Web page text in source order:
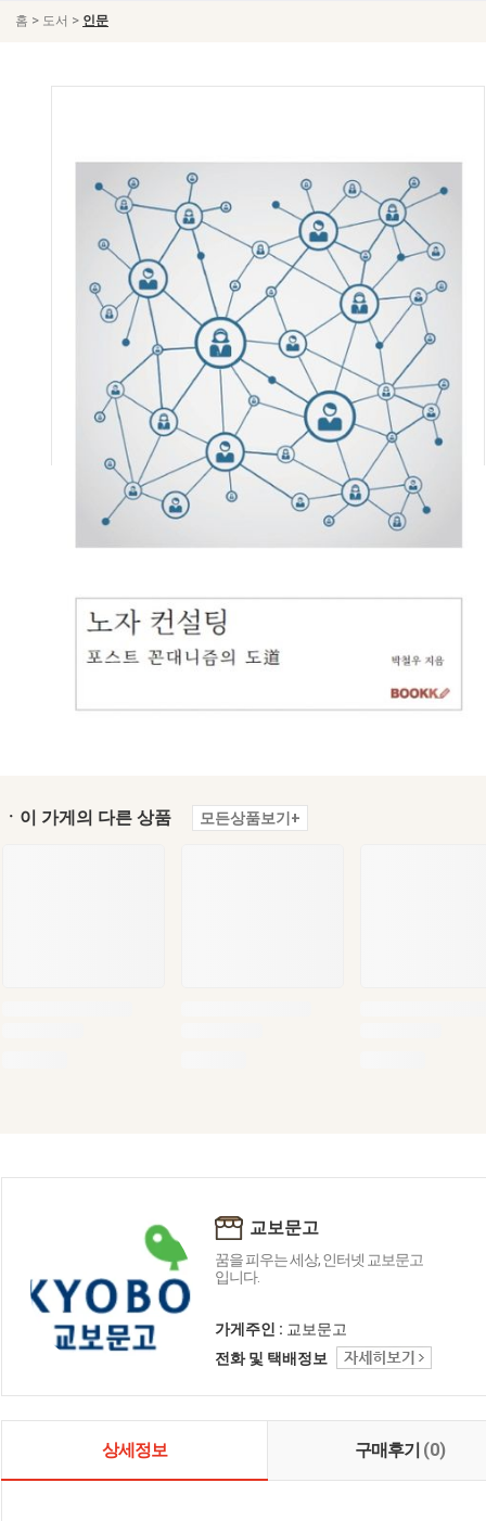
홈 > 도서 > 인문
ㆍ이 가게의 다른 상품 모든상품보기+
교보문고
꿈을 피우는 세상, 인터넷 교보문고
입니다.
가게주인 : 교보문고
전화 및 택배정보
상세정보 구매후기 (0)